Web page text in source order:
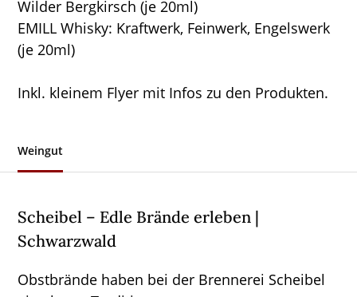
Wilder Bergkirsch (je 20ml)
EMILL Whisky: Kraftwerk, Feinwerk, Engelswerk
(je 20ml)
Inkl. kleinem Flyer mit Infos zu den Produkten.
Weingut
Scheibel – Edle Brände erleben |
Schwarzwald
Obstbrände haben bei der Brennerei Scheibel